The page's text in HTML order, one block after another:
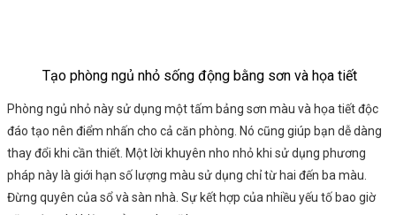
Tạo phòng ngủ nhỏ sống động bằng sơn và họa tiết
Phòng ngủ nhỏ này sử dụng một tấm bảng sơn màu và họa tiết độc
đáo tạo nên điểm nhấn cho cả căn phòng. Nó cũng giúp bạn dễ dàng
thay đổi khi cần thiết. Một lời khuyên nho nhỏ khi sử dụng phương
pháp này là giới hạn số lượng màu sử dụng chỉ từ hai đến ba màu.
Đừng quyên của sổ và sàn nhà. Sự kết hợp của nhiều yếu tố bao giờ